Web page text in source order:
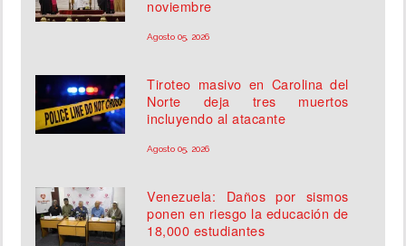
noviembre
Agosto 05, 2026
Tiroteo masivo en Carolina del
Norte deja tres muertos
incluyendo al atacante
Agosto 05, 2026
Venezuela: Daños por sismos
ponen en riesgo la educación de
18,000 estudiantes